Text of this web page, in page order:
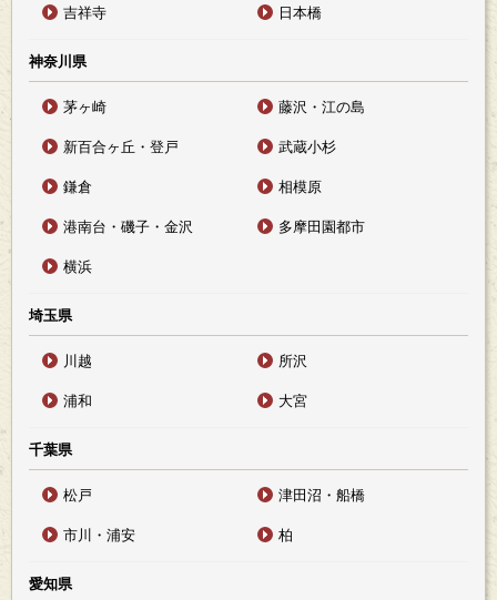
吉祥寺 日本橋
神奈川県
茅ヶ崎 藤沢・江の島
新百合ヶ丘・登戸 武蔵小杉
鎌倉 相模原
港南台・磯子・金沢 多摩田園都市
横浜
埼玉県
川越 所沢
浦和 大宮
千葉県
松戸 津田沼・船橋
市川・浦安 柏
愛知県